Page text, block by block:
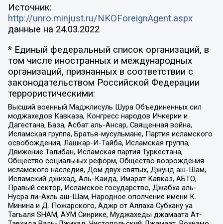
Источник:
http://unro.minjust.ru/NKOForeignAgent.aspx
данные на 24.03.2022
* Единый федеральный список организаций, в
том числе иностранных и международных
организаций, признанных в соответствии с
законодательством Российской Федерации
террористическими:
Высший военный Маджлисуль Шура Объединенных сил
моджахедов Кавказа, Конгресс народов Ичкерии и
Дагестана, База, Асбат аль-Ансар, Священная война,
Исламская группа, Братья-мусульмане, Партия исламского
освобождения, Лашкар-И-Тайба, Исламская группа,
Движение Талибан, Исламская партия Туркестана,
Общество социальных реформ, Общество возрождения
исламского наследия, Дом двух святых, Джунд аш-Шам,
Исламский джихад, Аль-Каида, Имарат Кавказ, АБТО,
Правый сектор, Исламское государство, Джабха аль-
Нусра ли-Ахль аш-Шам, Народное ополчение имени К.
Минина и Д. Пожарского, Аджр от Аллаха Субхану уа
Тагьаля SHAM, АУМ Синрике, Муджахеды джамаата Ат-